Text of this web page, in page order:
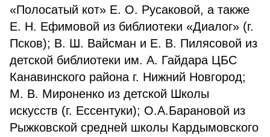
«Полосатый кот» Е. О. Русаковой, а также
Е. Н. Ефимовой из библиотеки «Диалог» (г.
Псков); В. Ш. Вайсман и Е. В. Пилясовой из
детской библиотеки им. А. Гайдара ЦБС
Канавинского района г. Нижний Новгород;
М. В. Мироненко из детской Школы
искусств (г. Ессентуки); О.А.Барановой из
Рыжковской средней школы Кардымовского